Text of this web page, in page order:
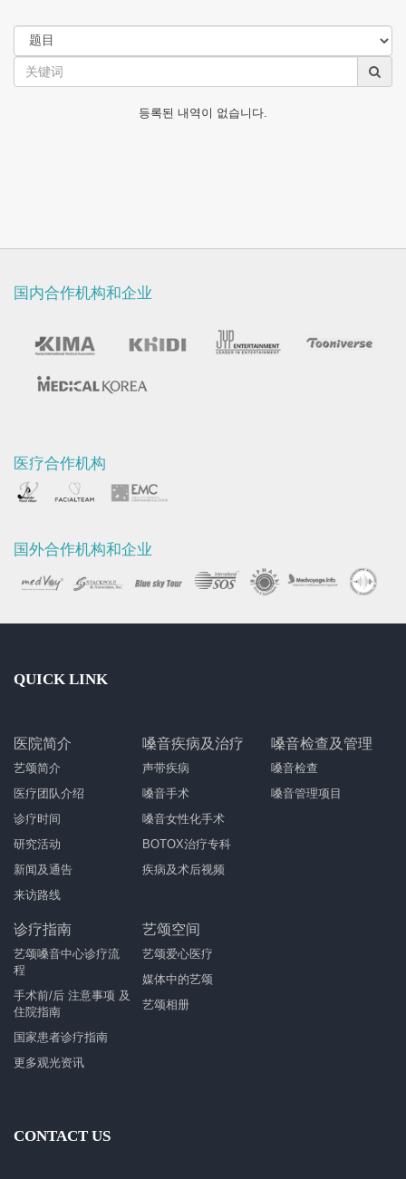
등록된 내역이 없습니다.
国内合作机构和企业
医疗合作机构
国外合作机构和企业
QUICK LINK
医院简介
艺颂简介
医疗团队介绍
诊疗时间
研究活动
新闻及通告
来访路线
嗓音疾病及治疗
声带疾病
嗓音手术
嗓音女性化手术
BOTOX治疗专科
疾病及术后视频
嗓音检查及管理
嗓音检查
嗓音管理项目
诊疗指南
艺颂嗓音中心诊疗流
程
手术前/后 注意事项 及
住院指南
国家患者诊疗指南
更多观光资讯
艺颂空间
艺颂爱心医疗
媒体中的艺颂
艺颂相册
CONTACT US